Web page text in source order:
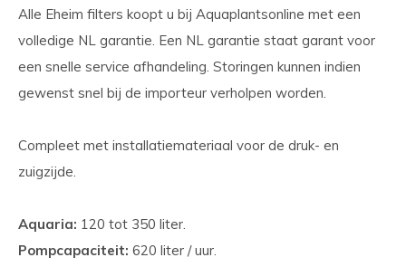
Alle Eheim filters koopt u bij Aquaplantsonline met een
volledige NL garantie. Een NL garantie staat garant voor
een snelle service afhandeling. Storingen kunnen indien
gewenst snel bij de importeur verholpen worden.
Compleet met installatiemateriaal voor de druk- en
zuigzijde.
Aquaria: 120 tot 350 liter.
Pompcapaciteit: 620 liter / uur.